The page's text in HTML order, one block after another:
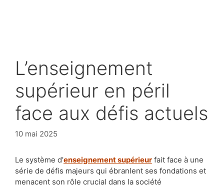
L’enseignement
supérieur en péril
face aux défis actuels
10 mai 2025
Le système d’enseignement supérieur fait face à une
série de défis majeurs qui ébranlent ses fondations et
menacent son rôle crucial dans la société